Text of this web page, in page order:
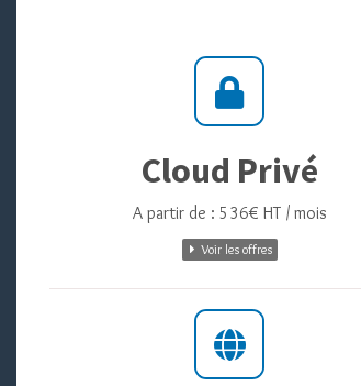
Cloud Privé
A partir de : 536€ HT / mois
Voir les offres